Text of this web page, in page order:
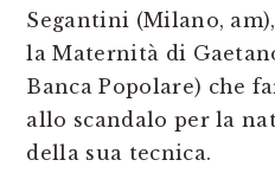
Segantini (Milano,
la Maternità di
Banca Popolare) che
allo scandalo per la
della sua tecnica.